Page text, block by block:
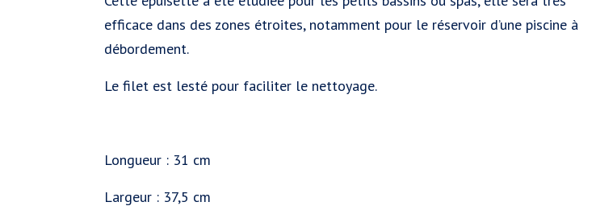
efficace dans des zones étroites, notamment pour le réservoir d’une piscine à
débordement.
Le filet est lesté pour faciliter le nettoyage.
Longueur : 31 cm
Largeur : 37,5 cm